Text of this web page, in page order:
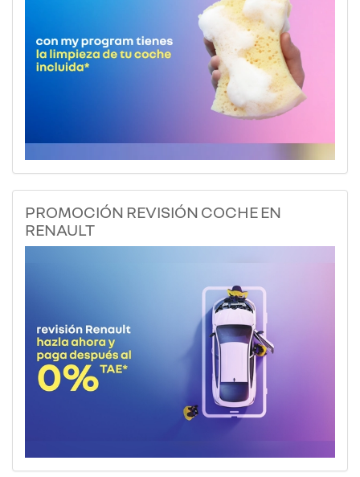
PROMOCIÓN REVISIÓN COCHE EN
RENAULT